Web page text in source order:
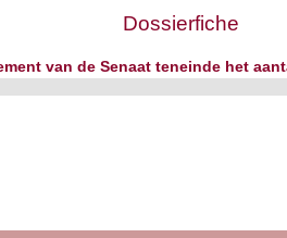
Dossierfiche
van de Senaat teneinde het